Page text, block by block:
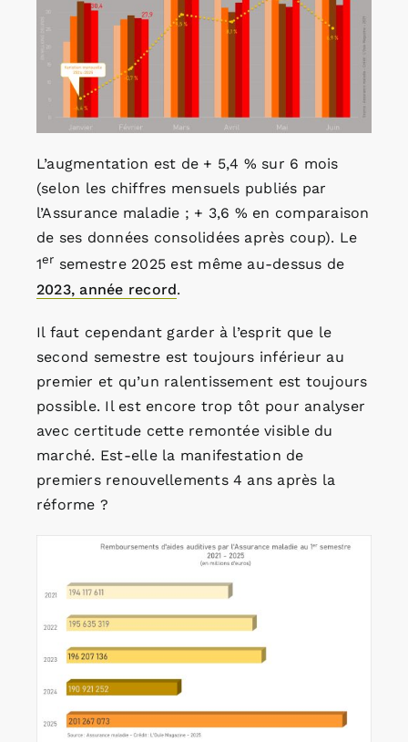
L’augmentation est de + 5,4 % sur 6 mois
(selon les chiffres mensuels publiés par
l’Assurance maladie ; + 3,6 % en comparaison
de ses données consolidées après coup). Le
1er semestre 2025 est même au-dessus de
2023, année record.
Il faut cependant garder à l’esprit que le
second semestre est toujours inférieur au
premier et qu’un ralentissement est toujours
possible. Il est encore trop tôt pour analyser
avec certitude cette remontée visible du
marché. Est-elle la manifestation de
premiers renouvellements 4 ans après la
réforme ?